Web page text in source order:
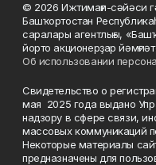
© 2026 Ижтимағи-сәйәси
Башҡортостан
саралары агентлығы,
йорто акционерҙар
Об использовании
Свидетельство о
мая 2025 года выдано
надзору в сфере связи,
массовых коммуникаций
Некоторые материалы
предназначены для